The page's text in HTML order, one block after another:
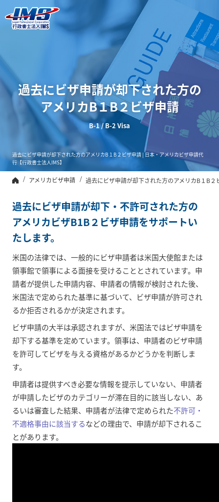
ポート【行政書
士法人IMS】
過去にビザ申請が却下された方のアメリカB１B２ビザ申請 | 日本・アメリカビザ申請代
行【行政書士法人IMS】
過去にビザ申請が却下された方の
アメリカB１B２ビザ申請
B-1 / B-2 Visa
アメリカビザ申請 過去にビザ申請が却下された方のアメリカB１B２
過去にビザ申請が却下・不許可された方の
アメリカビザB1B２ビザ申請をサポートい
たします。
米国の法律では、一般的にビザ申請者は米国大使館または
領事館で領事による面接を受けることとされています。申
請者が提供した申請内容、申請者の情報が検討された後、
米国法で定められた基準に基づいて、ビザ申請が許可され
るか拒否されるかが決定されます。
ビザ申請の大半は承認されますが、米国法ではビザ申請を
却下する基準を定めています。領事は、申請者のビザ申請
を許可してビザを与える資格があるかどうかを判断しま
す。
申請者は提供すべき必要な情報を提示していない、申請者
が申請したビザのカテゴリーが滞在目的に該当しない、あ
るいは審査した結果、申請者が法律で定められた不許可・
不適格事由に該当するなどの理由で、申請が却下されるこ
とがあります。